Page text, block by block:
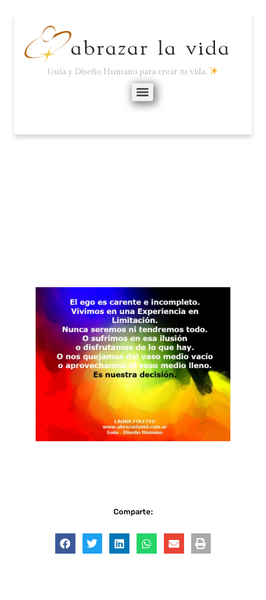
Guía y Diseño Humano para crear tu vida.
Comparte: